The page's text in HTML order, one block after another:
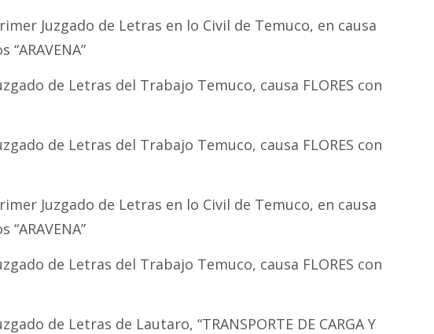
Juzgado de Letras en lo Civil de Temuco, en causa
de Letras del Trabajo Temuco, causa FLORES con
de Letras del Trabajo Temuco, causa FLORES con
Juzgado de Letras en lo Civil de Temuco, en causa
de Letras del Trabajo Temuco, causa FLORES con
de Letras de Lautaro, “TRANSPORTE DE CARGA Y